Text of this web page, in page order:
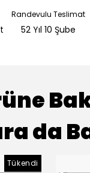
Randevulu Teslimat
52 Yıl 10 Şube
da
Tükendi